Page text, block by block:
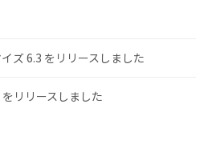
ズ 6.3 をリリースしました
リリースしました